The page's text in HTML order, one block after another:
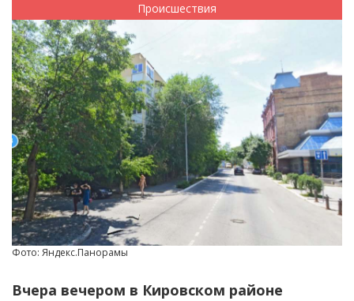
Происшествия
Фото: Яндекс.Панорамы
Вчера вечером в Кировском районе